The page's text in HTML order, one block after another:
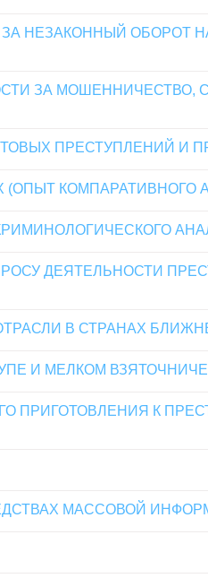
НЕЗАКОННЫЙ ОБОРОТ
ЗА МОШЕННИЧЕСТВО,
ПРЕСТУПЛЕНИЙ И
КОМПАРАТИВНОГО
ДЕЯТЕЛЬНОСТИ
В СТРАНАХ
И МЕЛКОМ
ПРИГОТОВЛЕНИЯ К
МАССОВОЙ